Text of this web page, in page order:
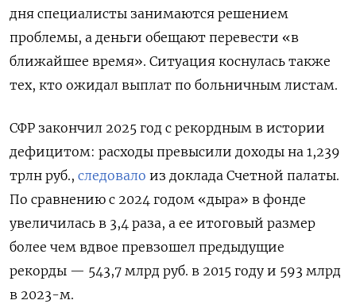
дня специалисты занимаются решением
проблемы, а деньги обещают перевести «в
ближайшее время». Ситуация коснулась также
тех, кто ожидал выплат по больничным листам.
СФР закончил 2025 год с рекордным в истории
дефицитом: расходы превысили доходы на 1,239
трлн руб., следовало из доклада Счетной палаты.
По сравнению с 2024 годом «дыра» в фонде
увеличилась в 3,4 раза, а ее итоговый размер
более чем вдвое превзошел предыдущие
рекорды — 543,7 млрд руб. в 2015 году и 593 млрд
в 2023-м.